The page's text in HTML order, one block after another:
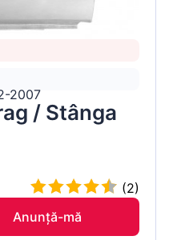
2007
/ Stânga
(2)
Anunță-mă